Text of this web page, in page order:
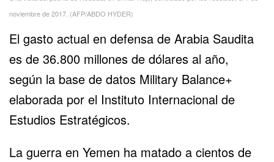
noviembre de 2017. (AFP/ABDO HYDER)
El gasto actual en defensa de Arabia Saudita
es de 36.800 millones de dólares al año,
según la base de datos Military Balance+
elaborada por el Instituto Internacional de
Estudios Estratégicos.
La guerra en Yemen ha matado a cientos de